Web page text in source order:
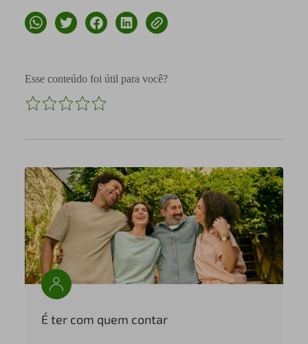
Esse conteúdo foi útil para você?
É ter com quem contar